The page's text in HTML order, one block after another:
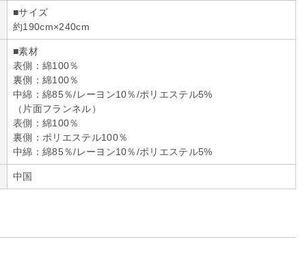
■サイズ
約190cm×240cm
■素材
表側：綿100％
裏側：綿100％
中綿：綿85％/レーヨン10％/ポリエステル5%
（片面フランネル）
表側：綿100％
裏側：ポリエステル100％
中綿：綿85％/レーヨン10％/ポリエステル5%
中国